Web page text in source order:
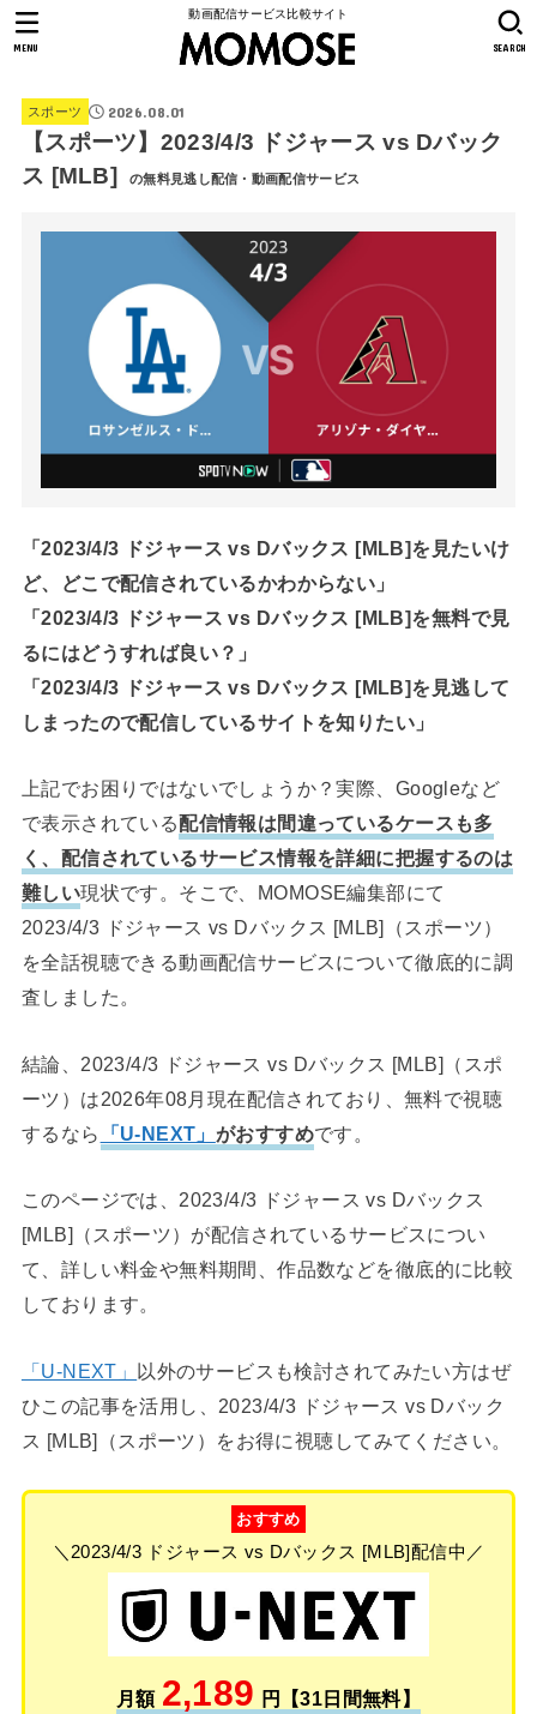
動画配信サービス比較サイト
SEARCH
MENU
スポーツ 2026.08.01
【スポーツ】2023/4/3 ドジャース vs Dバック
ス [MLB]
の無料見逃し配信・動画配信サービス
「2023/4/3 ドジャース vs Dバックス [MLB]を見たいけ
ど、どこで配信されているかわからない」
「2023/4/3 ドジャース vs Dバックス [MLB]を無料で見
るにはどうすれば良い？」
「2023/4/3 ドジャース vs Dバックス [MLB]を見逃して
しまったので配信しているサイトを知りたい」
上記でお困りではないでしょうか？実際、Googleなど
で表示されている配信情報は間違っているケースも多
く、配信されているサービス情報を詳細に把握するのは
難しい現状です。そこで、MOMOSE編集部にて
2023/4/3 ドジャース vs Dバックス [MLB]（スポーツ）
を全話視聴できる動画配信サービスについて徹底的に調
査しました。
結論、2023/4/3 ドジャース vs Dバックス [MLB]（スポ
ーツ）は2026年08月現在配信されており、無料で視聴
するなら
「U-NEXT」 がおすすめです。
このページでは、2023/4/3 ドジャース vs Dバックス
[MLB]（スポーツ）が配信されているサービスについ
て、詳しい料金や無料期間、作品数などを徹底的に比較
しております。
「U-NEXT」 以外のサービスも検討されてみたい方はぜ
ひこの記事を活用し、2023/4/3 ドジャース vs Dバック
ス [MLB]（スポーツ）をお得に視聴してみてください。
おすすめ
＼2023/4/3 ドジャース vs Dバックス [MLB]配信中／
月額 2,189 円【31日間無料】